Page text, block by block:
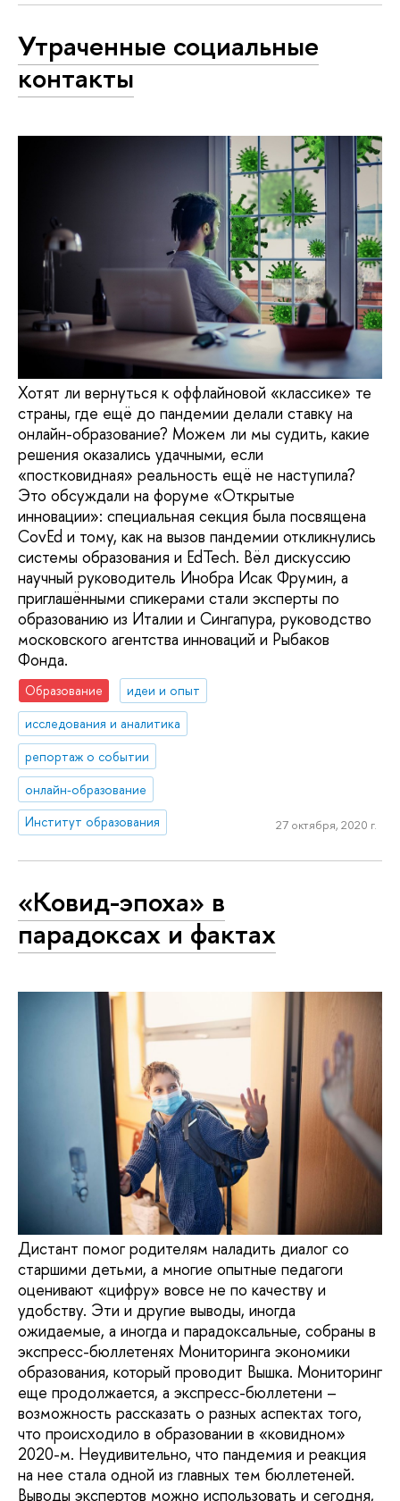
Утраченные социальные
контакты
Хотят ли вернуться к оффлайновой «классике» те
страны, где ещё до пандемии делали ставку на
онлайн-образование? Можем ли мы судить, какие
решения оказались удачными, если
«постковидная» реальность ещё не наступила?
Это обсуждали на форуме «Открытые
инновации»: специальная секция была посвящена
CovEd и тому, как на вызов пандемии откликнулись
системы образования и EdTech. Вёл дискуссию
научный руководитель Инобра Исак Фрумин, а
приглашёнными спикерами стали эксперты по
образованию из Италии и Сингапура, руководство
московского агентства инноваций и Рыбаков
Фонда.
Образование
идеи и опыт
исследования и аналитика
репортаж о событии
онлайн-образование
Институт образования
27 октября, 2020 г.
«Ковид-эпоха» в
парадоксах и фактах
Дистант помог родителям наладить диалог со
старшими детьми, а многие опытные педагоги
оценивают «цифру» вовсе не по качеству и
удобству. Эти и другие выводы, иногда
ожидаемые, а иногда и парадоксальные, собраны в
экспресс-бюллетенях Мониторинга экономики
образования, который проводит Вышка. Мониторинг
еще продолжается, а экспресс-бюллетени –
возможность рассказать о разных аспектах того,
что происходило в образовании в «ковидном»
2020-м. Неудивительно, что пандемия и реакция
на нее стала одной из главных тем бюллетеней.
Выводы экспертов можно использовать и сегодня,